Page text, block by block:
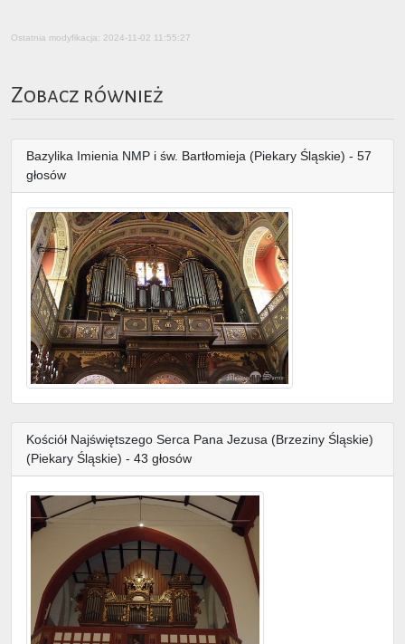
Ostatnia modyfikacja: 2024-11-02 11:55:27
Zobacz również
Bazylika Imienia NMP i św. Bartłomieja (Piekary Śląskie) - 57
głosów
Kościół Najświętszego Serca Pana Jezusa (Brzeziny Śląskie)
(Piekary Śląskie) - 43 głosów